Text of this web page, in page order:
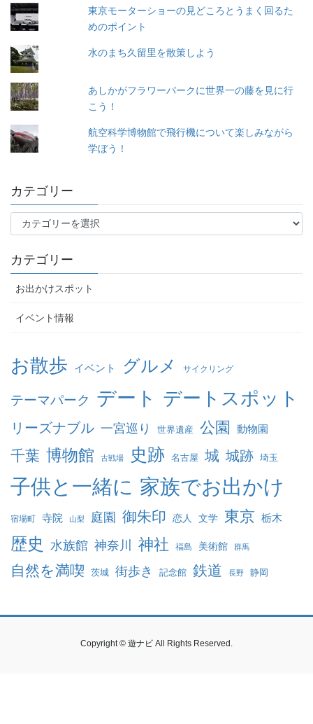
東京モーターショーの見どころとうまく回るた
めのポイント
水のまち久留里を散策しよう
あしかがフラワーパークに世界一の藤を見に行
こう！
航空科学博物館で飛行機について楽しみながら
学ぼう！
カテゴリー
テ
リ
ー
カテゴリー
お出かけスポット
イベント情報
お散歩 イベント グルメ サイクリング
テーマパーク デート デートスポット
リーズナブル 一宮巡り 世界遺産 公園 動物園
千葉 博物館 古戦場 史跡 名古屋 城 城跡 埼玉
子供と一緒に 家族でお出かけ
宿場町 寺院 山梨 庭園 御朱印 恋人 文学 東京 栃木
歴史 水族館 神奈川 神社 福島 美術館 群馬
自然を満喫 茨城 街歩き 記念館 鉄道 長野 静岡
Copyright © 遊ナビ All Rights Reserved.